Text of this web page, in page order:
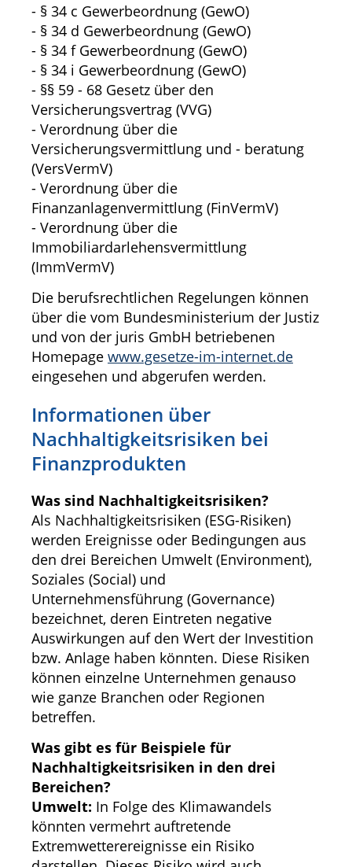
- § 34 c Gewerbeordnung (GewO)
- § 34 d Gewerbeordnung (GewO)
- § 34 f Gewerbeordnung (GewO)
- § 34 i Gewerbeordnung (GewO)
- §§ 59 - 68 Gesetz über den
Versicherungsvertrag (VVG)
- Verordnung über die
Versicherungsvermittlung und - beratung
(VersVermV)
- Verordnung über die
Finanzanlagenvermittlung (FinVermV)
- Verordnung über die
Immobiliardarlehensvermittlung
(ImmVermV)
Die berufsrechtlichen Regelungen können
über die vom Bundesministerium der Justiz
und von der juris GmbH betriebenen
Homepage www.gesetze-im-internet.de
eingesehen und abgerufen werden.
Informationen über
Nachhaltigkeitsrisiken bei
Finanzprodukten
Was sind Nachhaltigkeitsrisiken?
Als Nachhaltigkeitsrisiken (ESG-Risiken)
werden Ereignisse oder Bedingungen aus
den drei Bereichen Umwelt (Environment),
Soziales (Social) und
Unternehmensführung (Governance)
bezeichnet, deren Eintreten negative
Auswirkungen auf den Wert der Investition
bzw. Anlage haben könnten. Diese Risiken
können einzelne Unternehmen genauso
wie ganze Branchen oder Regionen
betreffen.
Was gibt es für Beispiele für
Nachhaltigkeitsrisiken in den drei
Bereichen?
Umwelt: In Folge des Klimawandels
könnten vermehrt auftretende
Extremwetterereignisse ein Risiko